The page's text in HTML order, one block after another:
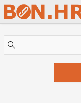
Skip to Main Content